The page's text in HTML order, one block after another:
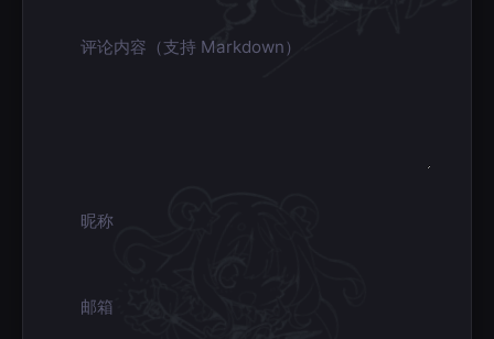
评论内容
昵称
邮箱